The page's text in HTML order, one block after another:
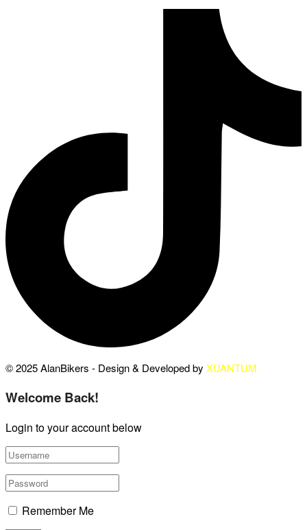
© 2025 AlanBikers - Design & Developed by XUANTUM
Welcome Back!
Login to your account below
Remember Me